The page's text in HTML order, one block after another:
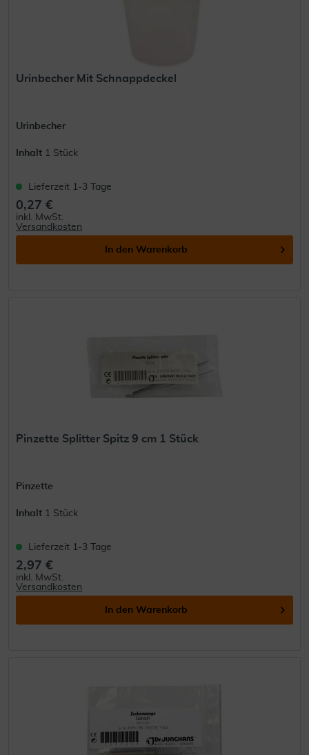
Urinbecher Mit Schnappdeckel
Urinbecher
Inhalt 1 Stück
Lieferzeit 1-3 Tage
0,27 €
inkl. MwSt.
Versandkosten
In den Warenkorb
Pinzette Splitter Spitz 9 cm 1 Stück
Pinzette
Inhalt 1 Stück
Lieferzeit 1-3 Tage
2,97 €
inkl. MwSt.
Versandkosten
In den Warenkorb